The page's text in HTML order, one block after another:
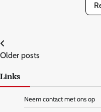
Posts
navigation
Older posts
Links
Neem contact met ons op